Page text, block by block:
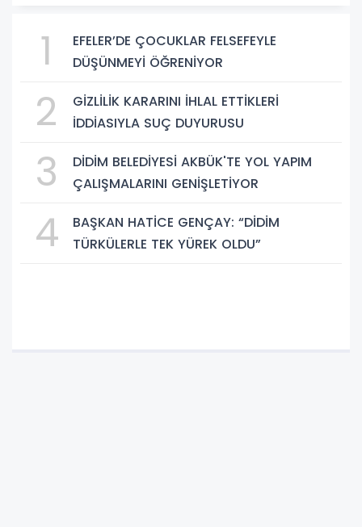
1
EFELER’DE ÇOCUKLAR FELSEFEYLE
DÜŞÜNMEYİ ÖĞRENİYOR
2
GİZLİLİK KARARINI İHLAL ETTİKLERİ
İDDİASIYLA SUÇ DUYURUSU
3
DİDİM BELEDİYESİ AKBÜK'TE YOL YAPIM
ÇALIŞMALARINI GENİŞLETİYOR
4
BAŞKAN HATİCE GENÇAY: “DİDİM
TÜRKÜLERLE TEK YÜREK OLDU”